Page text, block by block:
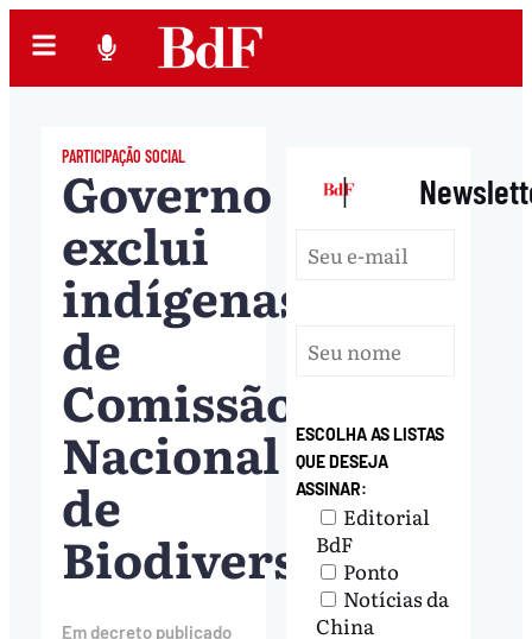
PARTICIPAÇÃO SOCIAL
Governo
exclui
indígenas
de
Comissão
Nacional
de
Biodiversidade
Em decreto publicado
|
ESCOLHA AS LISTAS
QUE DESEJA
ASSINAR:
Editorial
BdF
Ponto
Notícias da
China